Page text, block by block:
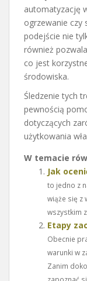
automatyzację
ogrzewanie czy
podejście nie
również
co jest
środowiska.
Śledzenie tych
pewnością
dotyczących
użytkowania
W temacie
Jak
to jedno z
wiąże się z
wszystkim
Etapy
Obecnie
warunki w
Zanim